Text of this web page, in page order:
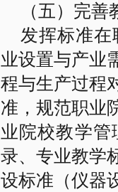
（五）完
发挥标准
业设置与产业
程与生产过程
准，规范职业
业院校教学管
录、专业教学
设标准（仪器